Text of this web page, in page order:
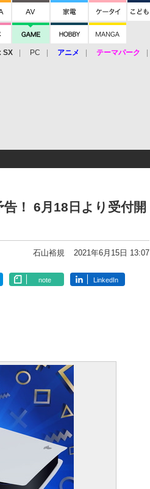
SX PC アニメ テーマパーク
！ 6月18日より受付開
石山裕規 2021年6月15日 13:07
note LinkedIn